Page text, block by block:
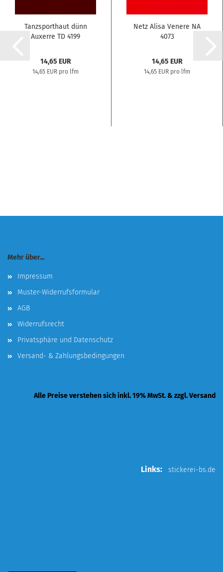
Tanzsporthaut dünn
Auxerre TD 4199
14,65 EUR
14,65 EUR pro lfm
Netz Alisa Venere NA
4073
14,65 EUR
14,65 EUR pro lfm
Mehr über...
Impressum
Muster-Widerrufsformular
AGB
Widerrufsrecht
Privatsphäre und Datenschutz
Versand- & Zahlungsbedingungen
Alle Preise verstehen sich inkl. 19% MwSt. & zzgl. Versand
Links: stickerei-bs.de